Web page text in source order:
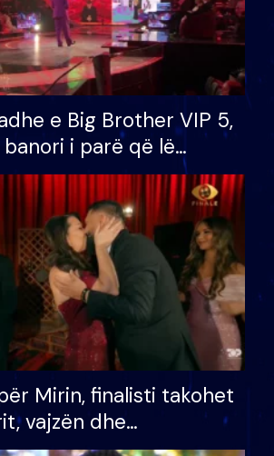
e Big Brother VIP 5,
i parë që lë
humb mundësinë për
e madh
Mirin, finalisti takohet
vajzën dhe
S’kemi ndonjë letër